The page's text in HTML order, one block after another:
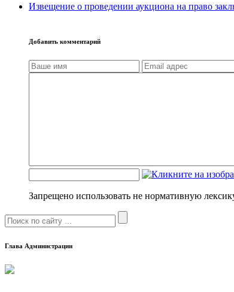
Извещение о проведении аукциона на право
Добавить комментарий
Запрещено использовать не нормативную
Глава Администрации